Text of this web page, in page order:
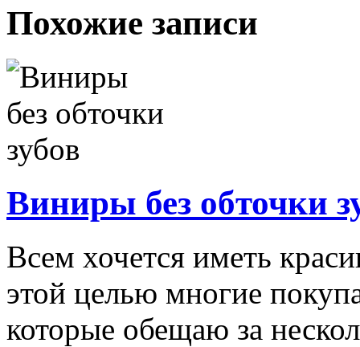
Похожие записи
Виниры без обточки
Всем хочется иметь
этой целью многие
которые обещаю за